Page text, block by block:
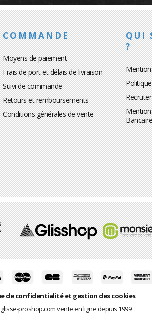
COMMANDE
Moyens de paiement
Frais de port et délais de livraison
Suivi de commande
Retours et remboursements
Conditions générales de vente
QUI
?
Bancaire
de confidentialité et gestion des cookies
proshop.com vente en ligne depuis 1999